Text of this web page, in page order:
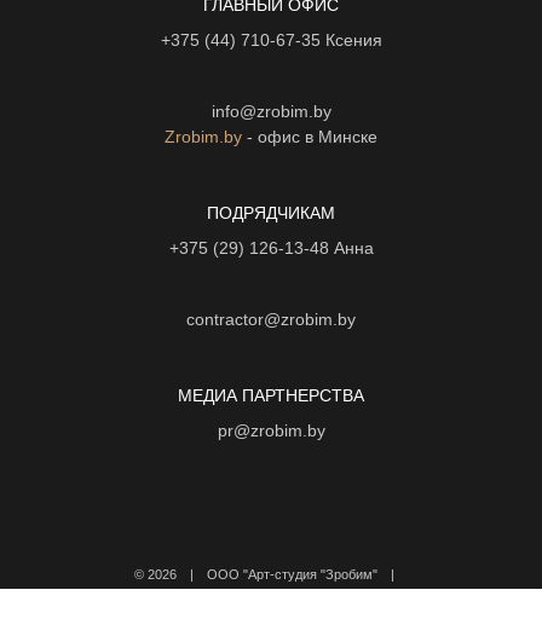
ГЛАВНЫЙ ОФИС
+375 (44) 710-67-35 Ксения
info@zrobim.by
Zrobim.by - офис в Минске
ПОДРЯДЧИКАМ
+375 (29) 126-13-48 Анна
contractor@zrobim.by
МЕДИА ПАРТНЕРСТВА
pr@zrobim.by
© 2026 | ООО "Арт-студия "Зробим" |